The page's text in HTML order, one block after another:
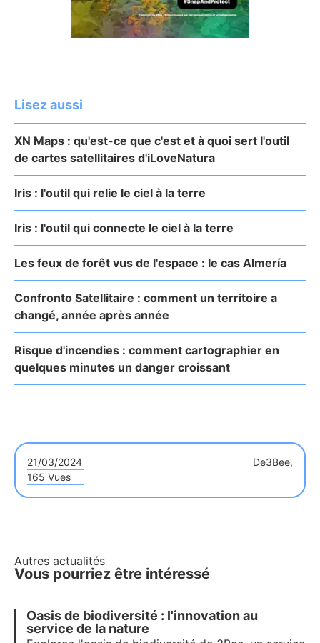
Lisez aussi
XN Maps : qu'est-ce que c'est et à quoi sert l'outil
de cartes satellitaires d'iLoveNatura
Iris : l'outil qui relie le ciel à la terre
Iris : l'outil qui connecte le ciel à la terre
Les feux de forêt vus de l'espace : le cas Almería
Confronto Satellitaire : comment un territoire a
changé, année après année
Risque d'incendies : comment cartographier en
quelques minutes un danger croissant
21/03/2024 De3Bee,
165 Vues
Autres actualités
Vous pourriez être intéressé
Oasis de biodiversité : l'innovation au
service de la nature